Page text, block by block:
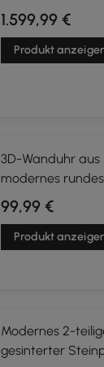
1.599,99 €
Produkt
3D-Wanduhr aus
modernes
Schlafzimmer
99,99 €
Produkt
Modernes 2-
gesinterter